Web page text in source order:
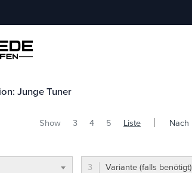
Junge Tuner
Show 3 4 5 Liste
Variante (falls benötigt)